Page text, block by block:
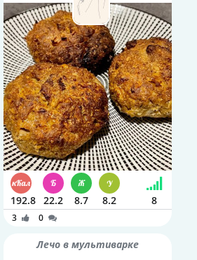
192.8 22.2 8.7 8.2 8
3 0
Лечо в мультиварке